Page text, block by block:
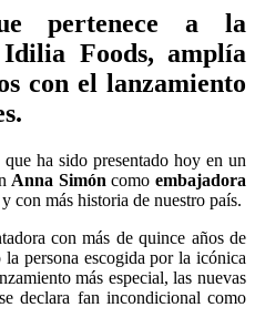
pertenece a la
Idilia Foods, amplía
con el lanzamiento
ha sido presentado hoy en un
Anna Simóncomoembajadora
con más historia de nuestro país.
con más de quince años de
persona escogida por la icónica
más especial, las nuevas
declara fan incondicional como